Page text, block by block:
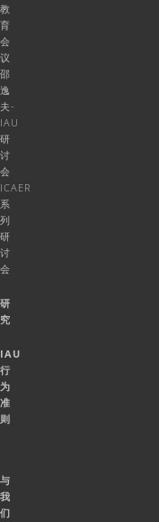
教
育
会
议
邵
逸
夫-
IAU
研
讨
会
ICAER
系
列
研
讨
会
研
究
IAU
行
为
准
则
与
我
们